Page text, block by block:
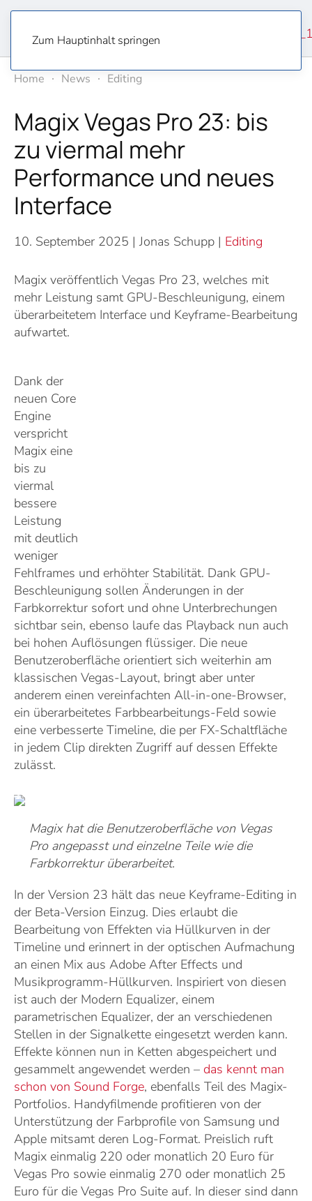
Zum Hauptinhalt springen
Home News Editing
Magix Vegas Pro 23: bis
zu viermal mehr
Performance und neues
Interface
10. September 2025 | Jonas Schupp | Editing
Magix veröffentlich Vegas Pro 23, welches mit
mehr Leistung samt GPU-Beschleunigung, einem
überarbeitetem Interface und Keyframe-Bearbeitung
aufwartet.
Dank der
neuen Core
Engine
verspricht
Magix eine
bis zu
viermal
bessere
Leistung
mit deutlich
weniger
Fehlframes und erhöhter Stabilität. Dank GPU-
Beschleunigung sollen Änderungen in der
Farbkorrektur sofort und ohne Unterbrechungen
sichtbar sein, ebenso laufe das Playback nun auch
bei hohen Auflösungen flüssiger. Die neue
Benutzeroberfläche orientiert sich weiterhin am
klassischen Vegas-Layout, bringt aber unter
anderem einen vereinfachten All-in-one-Browser,
ein überarbeitetes Farbbearbeitungs-Feld sowie
eine verbesserte Timeline, die per FX-Schaltfläche
in jedem Clip direkten Zugriff auf dessen Effekte
zulässt.
Magix hat die Benutzeroberfläche von Vegas
Pro angepasst und einzelne Teile wie die
Farbkorrektur überarbeitet.
In der Version 23 hält das neue Keyframe-Editing in
der Beta-Version Einzug. Dies erlaubt die
Bearbeitung von Effekten via Hüllkurven in der
Timeline und erinnert in der optischen Aufmachung
an einen Mix aus Adobe After Effects und
Musikprogramm-Hüllkurven. Inspiriert von diesen
ist auch der Modern Equalizer, einem
parametrischen Equalizer, der an verschiedenen
Stellen in der Signalkette eingesetzt werden kann.
Effekte können nun in Ketten abgespeichert und
gesammelt angewendet werden – das kennt man
schon von Sound Forge, ebenfalls Teil des Magix-
Portfolios. Handyfilmende profitieren von der
Unterstützung der Farbprofile von Samsung und
Apple mitsamt deren Log-Format. Preislich ruft
Magix einmalig 220 oder monatlich 20 Euro für
Vegas Pro sowie einmalig 270 oder monatlich 25
Euro für die Vegas Pro Suite auf. In dieser sind dann